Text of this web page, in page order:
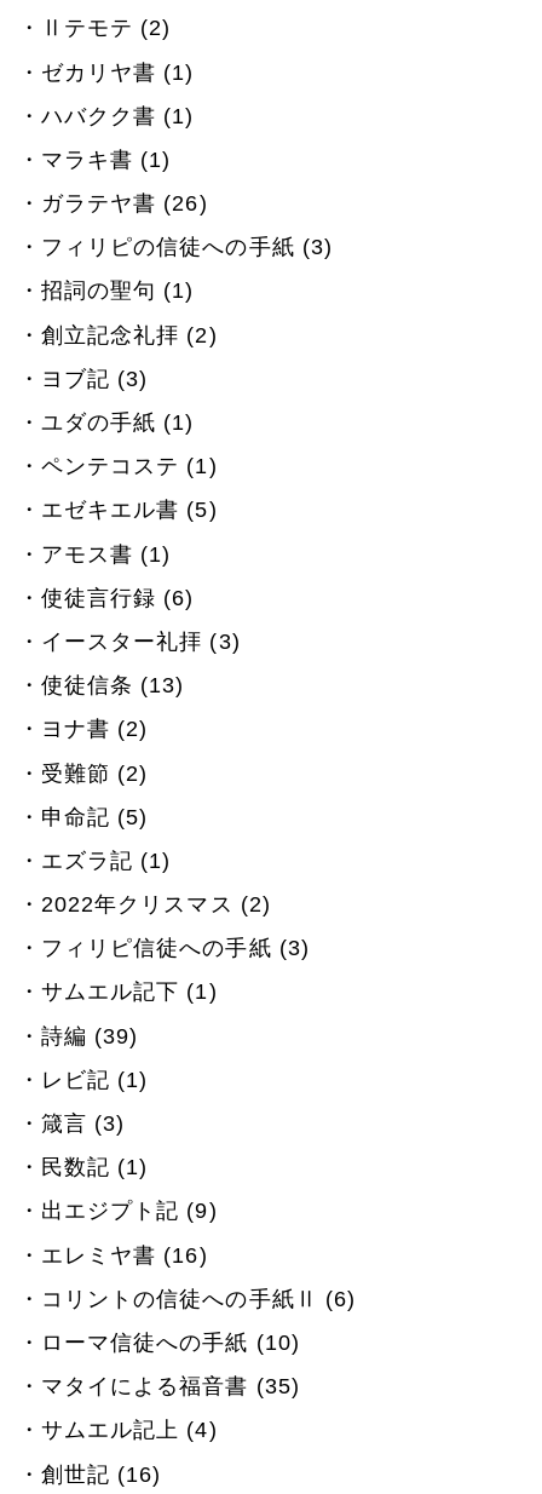
Ⅱテモテ (2)
ゼカリヤ書 (1)
ハバクク書 (1)
マラキ書 (1)
ガラテヤ書 (26)
フィリピの信徒への手紙 (3)
招詞の聖句 (1)
創立記念礼拝 (2)
ヨブ記 (3)
ユダの手紙 (1)
ペンテコステ (1)
エゼキエル書 (5)
アモス書 (1)
使徒言行録 (6)
イースター礼拝 (3)
使徒信条 (13)
ヨナ書 (2)
受難節 (2)
申命記 (5)
エズラ記 (1)
2022年クリスマス (2)
フィリピ信徒への手紙 (3)
サムエル記下 (1)
詩編 (39)
レビ記 (1)
箴言 (3)
民数記 (1)
出エジプト記 (9)
エレミヤ書 (16)
コリントの信徒への手紙Ⅱ (6)
ローマ信徒への手紙 (10)
マタイによる福音書 (35)
サムエル記上 (4)
創世記 (16)